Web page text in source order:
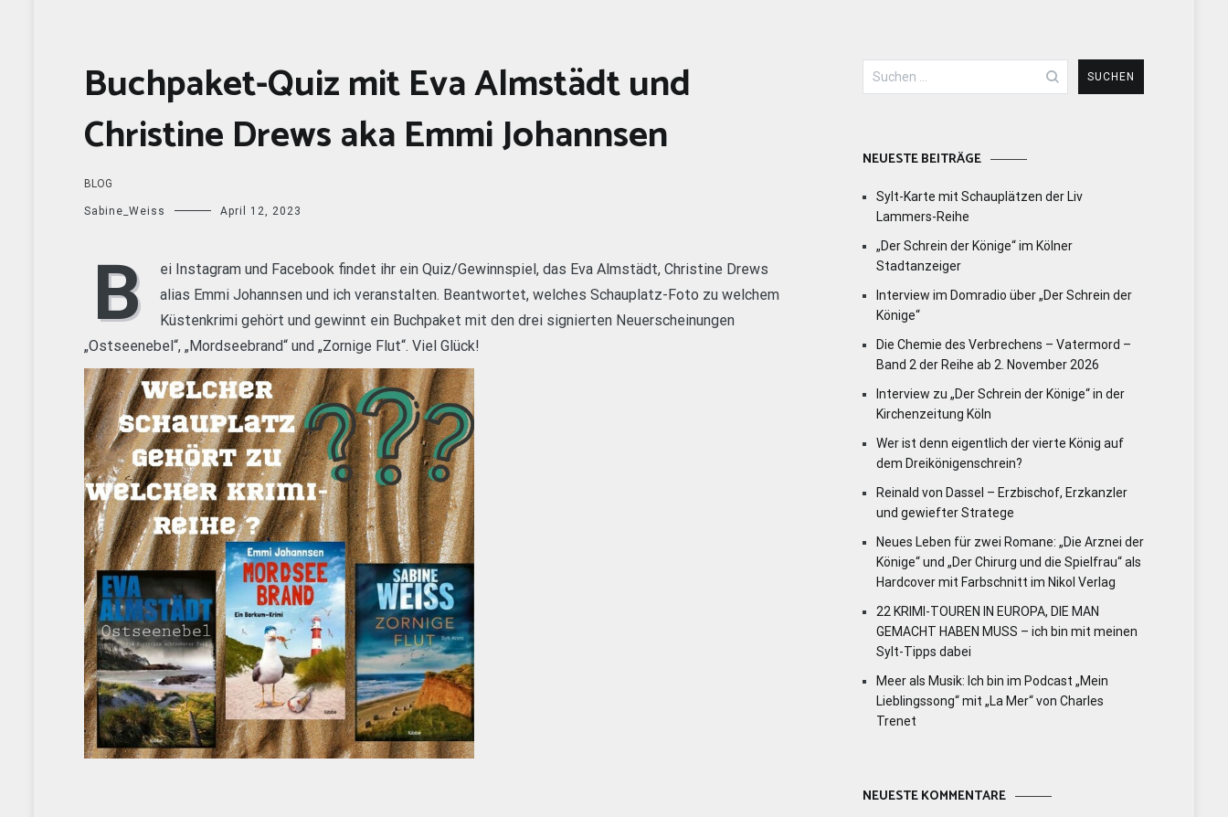
Buchpaket-Quiz mit Eva Almstädt und
Christine Drews aka Emmi Johannsen
BLOG
Sabine_Weiss April 12, 2023
B
ei Instagram und Facebook findet ihr ein Quiz/Gewinnspiel, das Eva Almstädt, Christine Drews
alias Emmi Johannsen und ich veranstalten. Beantwortet, welches Schauplatz-Foto zu welchem
Küstenkrimi gehört und gewinnt ein Buchpaket mit den drei signierten Neuerscheinungen
„Ostseenebel“, „Mordseebrand“ und „Zornige Flut“. Viel Glück!
Suchen
nach:
NEUESTE BEITRÄGE
Sylt-Karte mit Schauplätzen der Liv
Lammers-Reihe
„Der Schrein der Könige“ im Kölner
Stadtanzeiger
Interview im Domradio über „Der Schrein der
Könige“
Die Chemie des Verbrechens – Vatermord –
Band 2 der Reihe ab 2. November 2026
Interview zu „Der Schrein der Könige“ in der
Kirchenzeitung Köln
Wer ist denn eigentlich der vierte König auf
dem Dreikönigenschrein?
Reinald von Dassel – Erzbischof, Erzkanzler
und gewiefter Stratege
Neues Leben für zwei Romane: „Die Arznei der
Könige“ und „Der Chirurg und die Spielfrau“ als
Hardcover mit Farbschnitt im Nikol Verlag
22 KRIMI-TOUREN IN EUROPA, DIE MAN
GEMACHT HABEN MUSS – ich bin mit meinen
Sylt-Tipps dabei
Meer als Musik: Ich bin im Podcast „Mein
Lieblingssong“ mit „La Mer“ von Charles
Trenet
NEUESTE KOMMENTARE